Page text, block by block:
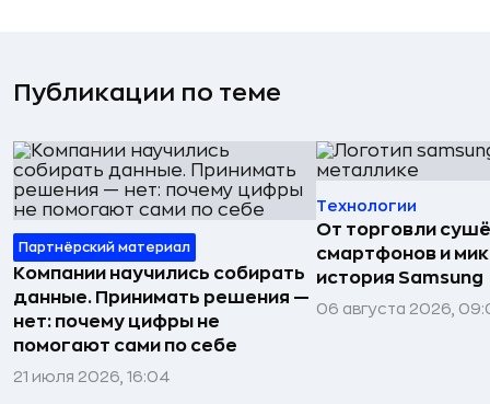
Публикации по теме
Партнёрский материал
Компании научились собирать
данные. Принимать решения —
нет: почему цифры не
помогают сами по себе
21 июля 2026, 16:04
Технологии
От торговли
смартфонов и
история Samsung
06 августа 2026,